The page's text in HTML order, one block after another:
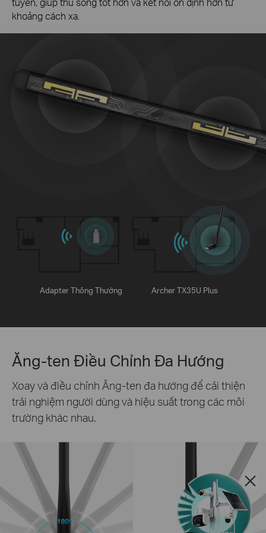
khoảng cách xa.
Adapter Thông Thường Archer TX35U Plus
Ăng-ten Điều Chỉnh Đa Hướng
Xoay và điều chỉnh Ăng-ten đa hướng để cải thiện
trải nghiệm người dùng và hiệu suất trong các môi
trường khác nhau.